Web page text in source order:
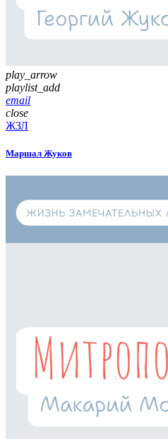
play_arrow
playlist_add
email
close
ЖЗЛ
Маршал Жуков